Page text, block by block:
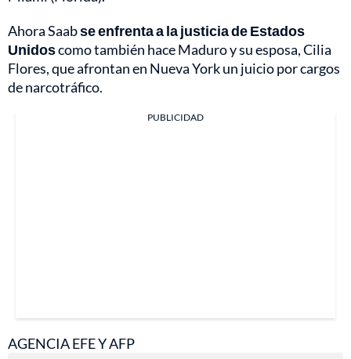
Ahora Saabse enfrenta a la justicia de Estados
Unidoscomo también hace Maduro y su esposa, Cilia
Flores, que afrontan en Nueva York un juicio por cargos
de narcotráfico.
PUBLICIDAD
AGENCIA EFE Y AFP